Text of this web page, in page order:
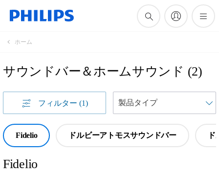
ホーム
サウンドバー＆ホームサウンド (2)
フィルター (1)
Fidelio ドルビーアトモスサウンドバー
Fidelio